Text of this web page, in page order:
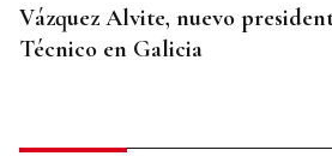
Vázquez Alvite, nuevo
Técnico en Galicia